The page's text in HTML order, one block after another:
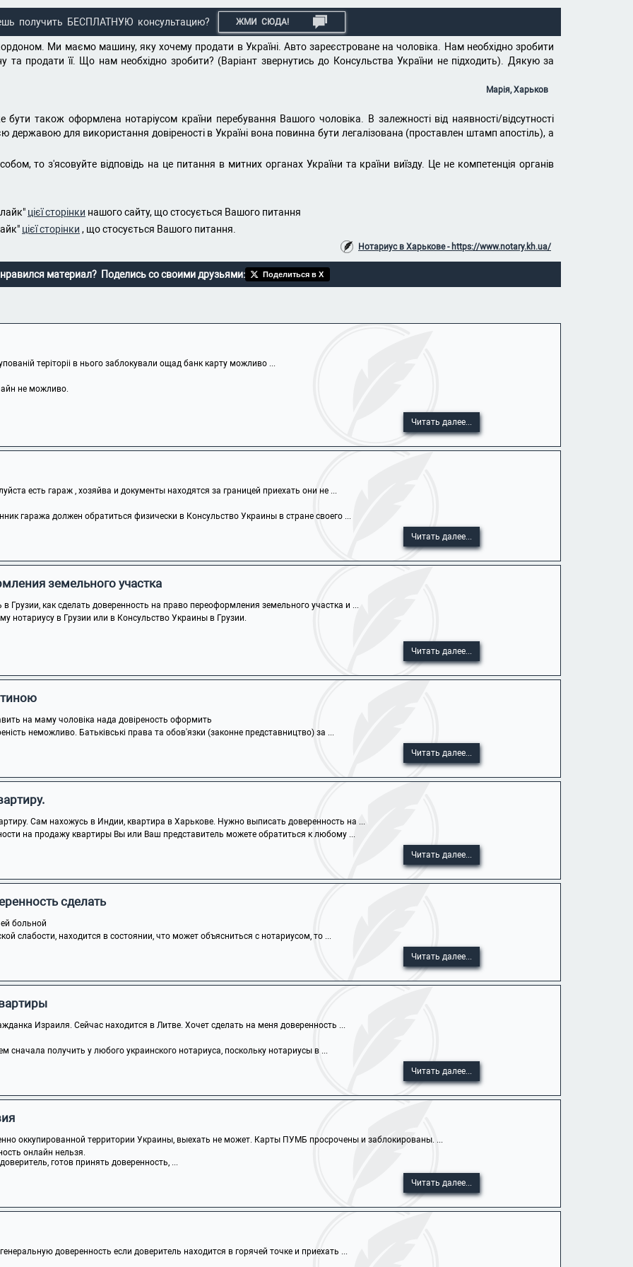
получить БЕСПЛАТНУЮ консультацию? ЖМИ СЮДА!
Ми маємо машину, яку хочему продати в Україні. Авто зареєстроване на чоловіка. Нам необхідно зробити
продати її. Що нам необхідно зробити? (Варіант звернутись до Консульства України не підходить). Дякую за
Марія, Харьков
також оформлена нотаріусом країни перебування Вашого чоловіка. В залежності від наявності/відсутності
державою для використання довіреності в Україні вона повинна бути легалізована (проставлен штамп апостіль), а
то з'ясовуйте відповідь на це питання в митних органах України та країни виїзду. Це не компетенція органів
цієї сторінки нашого сайту, що стосується Вашого питання
цієї сторінки , що стосується Вашого питання.
Нотариус в Харькове - https://www.notary.kh.ua/
материал? Поделись со своими друзьями: Поделиться в X
теріторіі в нього заблокували ощад банк карту можливо ...
не можливо.
Читать далее...
есть гараж , хозяйва и документы находятся за границей приехать они не ...
гаража должен обратиться физически в Консульство Украины в стране своего ...
Читать далее...
земельного участка
Грузии, как сделать доверенность на право переоформления земельного участка и ...
нотариусу в Грузии или в Консульство Украины в Грузии.
Читать далее...
на маму чоловіка нада довіреность оформить
неможливо. Батьківські права та обов'язки (законне представництво) за ...
Читать далее...
Сам нахожусь в Индии, квартира в Харькове. Нужно выписать доверенность на ...
на продажу квартиры Вы или Ваш представитель можете обратиться к любому ...
Читать далее...
сделать
больной
слабости, находится в состоянии, что может объясниться с нотариусом, то ...
Читать далее...
Израиля. Сейчас находится в Литве. Хочет сделать на меня доверенность ...
сначала получить у любого украинского нотариуса, поскольку нотариусы в ...
Читать далее...
оккупированной территории Украины, выехать не может. Карты ПУМБ просрочены и заблокированы. ...
онлайн нельзя.
готов принять доверенность, ...
Читать далее...
доверенность если доверитель находится в горячей точке и приехать ...